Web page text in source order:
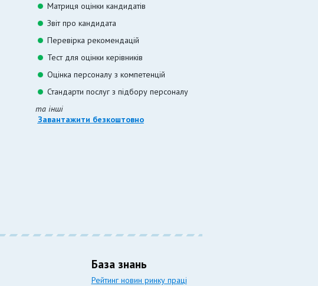
Матриця оцінки кандидатів
Звіт про кандидата
Перевірка рекомендацій
Тест для оцінки керівників
Оцінка персоналу з компетенцій
Стандарти послуг з підбору персоналу
та інші
Завантажити безкоштовно
База знань
Рейтинг новин ринку праці